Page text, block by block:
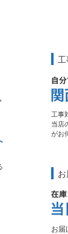
工事
当店
がお
お届